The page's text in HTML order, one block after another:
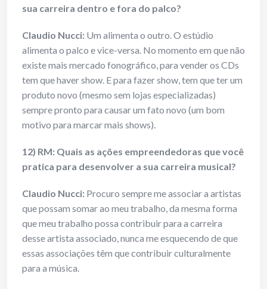
sua carreira dentro e fora do palco?
Claudio Nucci: Um alimenta o outro. O estúdio
alimenta o palco e vice-versa. No momento em que não
existe mais mercado fonográfico, para vender os CDs
tem que haver show. E para fazer show, tem que ter um
produto novo (mesmo sem lojas especializadas)
sempre pronto para causar um fato novo (um bom
motivo para marcar mais shows).
12) RM: Quais as ações empreendedoras que você
pratica para desenvolver a sua carreira musical?
Claudio Nucci: Procuro sempre me associar a artistas
que possam somar ao meu trabalho, da mesma forma
que meu trabalho possa contribuir para a carreira
desse artista associado, nunca me esquecendo de que
essas associações têm que contribuir culturalmente
para a música.